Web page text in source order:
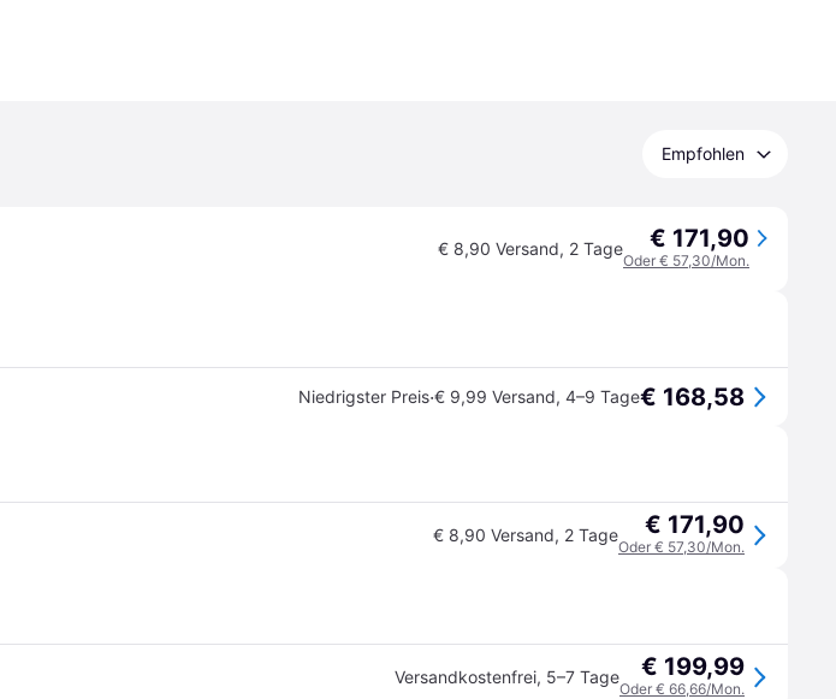
Empfohlen
€ 8,90 Versand, 2 Tage € 171,90
Oder € 57,30/Mon.
Niedrigster Preis·€ 9,99 Versand, 4–9 Tage€ 168,58
€ 8,90 Versand, 2 Tage € 171,90
Oder € 57,30/Mon.
Versandkostenfrei, 5–7 Tage € 199,99
Oder € 66,66/Mon.